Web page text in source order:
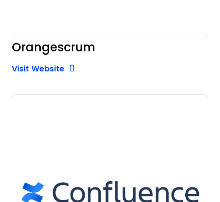
Orangescrum
Visit WebsiteOpens New Window